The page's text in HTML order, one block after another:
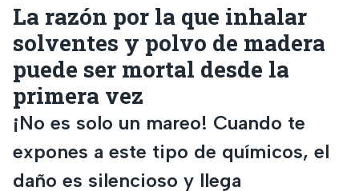
La razón por la que inhalar
solventes y polvo de madera
puede ser mortal desde la
primera vez
¡No es solo un mareo! Cuando te
expones a este tipo de químicos, el
daño es silencioso y llega